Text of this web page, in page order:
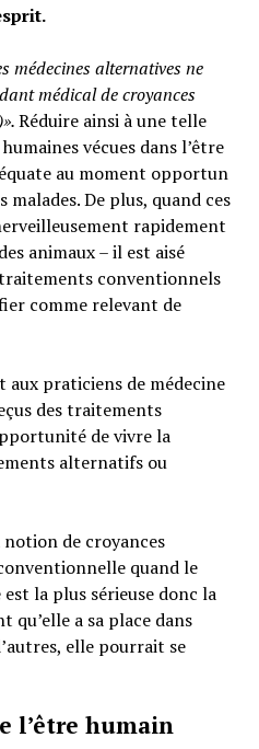
médecines alternatives ne
médical de croyances
Réduire ainsi à une telle
vécues dans l’être
au moment opportun
malades. De plus, quand ces
rapidement
animaux – il est aisé
conventionnels
comme relevant de
praticiens de médecine
des traitements
de vivre la
alternatifs ou
de croyances
quand le
la plus sérieuse donc la
qu’elle a sa place dans
elle pourrait se
l’être humain